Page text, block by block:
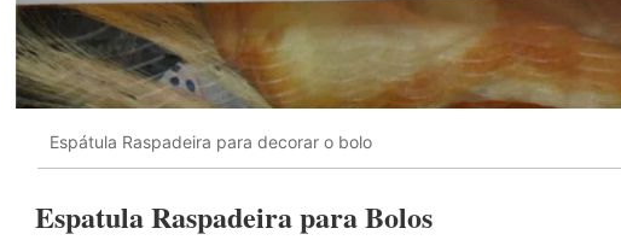
Espátula Raspadeira para decorar o bolo
Espatula Raspadeira para Bolos